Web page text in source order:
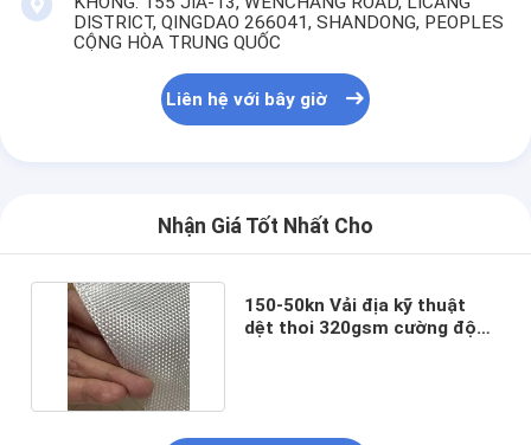
DISTRICT, QINGDAO 266041, SHANDONG, PEOPLES
CỘNG HÒA TRUNG QUỐC
Liên hệ với bây giờ
Nhận Giá Tốt Nhất Cho
150-50kn Vải địa kỹ thuật
dệt thoi 320gsm cường độ